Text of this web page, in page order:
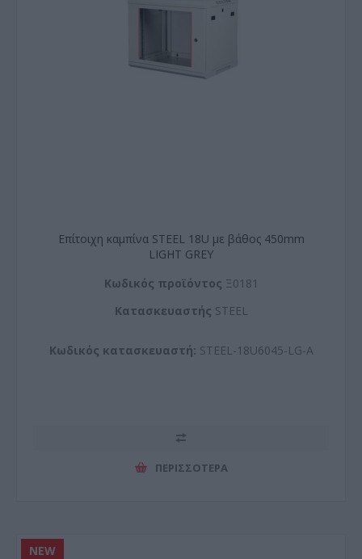
Επίτοιχη καμπίνα STEEL 18U με βάθος 450mm
LIGHT GREY
Kωδικός προϊόντος Ξ0181
Kατασκευαστής STEEL
Κωδικός κατασκευαστή: STEEL-18U6045-LG-A
ΠΕΡΙΣΣΌΤΕΡΑ
NEW